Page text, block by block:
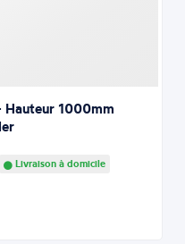
Hauteur 1000mm
Livraison à domicile